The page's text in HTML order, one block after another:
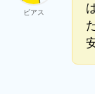
ビアス